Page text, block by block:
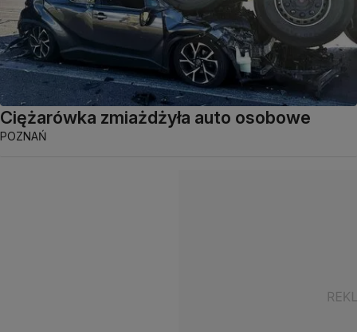
Ciężarówka zmiażdżyła auto osobowe
POZNAŃ